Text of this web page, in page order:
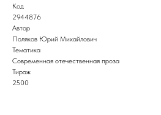
Код
2944876
Автор
Поляков Юрий Михайлович
Тематика
Современная отечественная проза
Тираж
2500